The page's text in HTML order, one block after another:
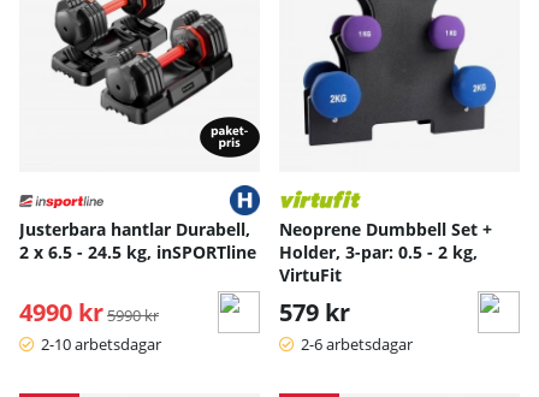
Justerbara hantlar Durabell,
2 x 6.5 - 24.5 kg, inSPORTline
4990 kr Ordinarie pris:
5990 kr
2-10 arbetsdagar
Neoprene Dumbbell Set +
Holder, 3-par: 0.5 - 2 kg,
VirtuFit
579 kr
2-6 arbetsdagar